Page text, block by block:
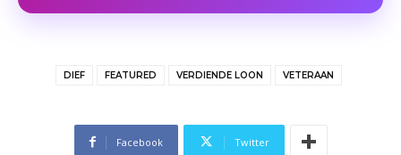
DIEF FEATURED VERDIENDE LOON VETERAAN
Facebook Twitter